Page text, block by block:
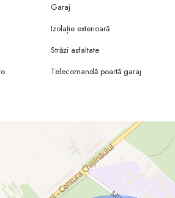
Garaj
Izolație exterioară
Străzi asfaltate
Telecomandă poartă garaj